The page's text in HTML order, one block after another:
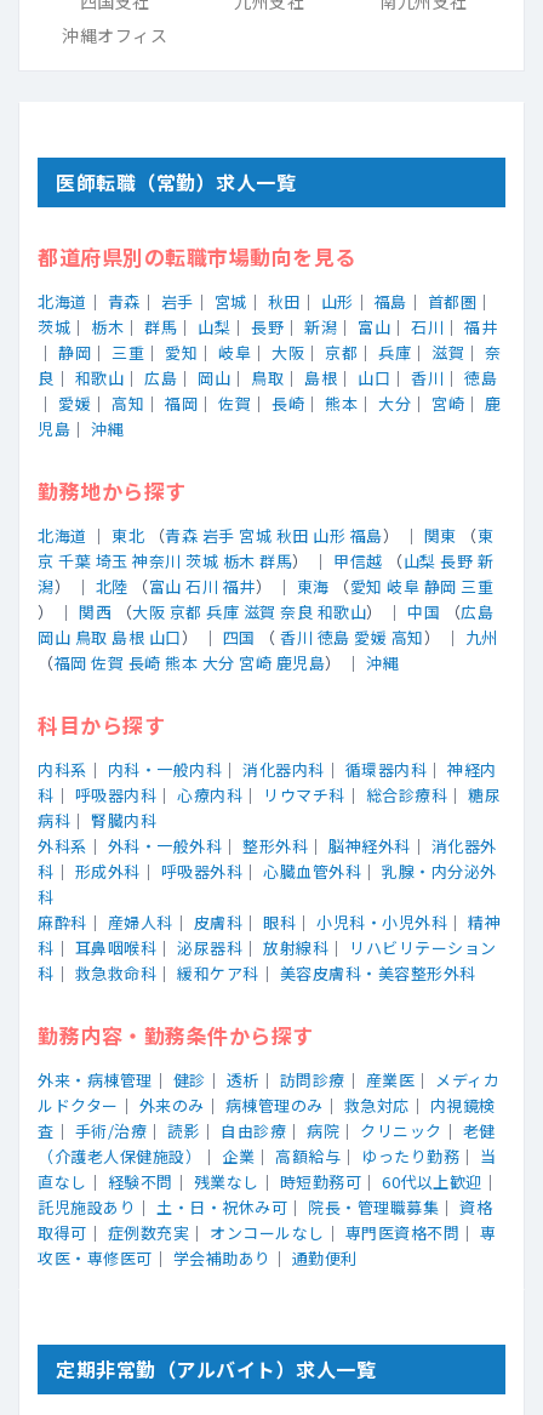
沖縄オフィス
医師転職（常勤）求人一覧
都道府県別の転職市場動向を見る
北海道 ｜ 青森 ｜ 岩手 ｜ 宮城 ｜ 秋田 ｜ 山形 ｜ 福島 ｜ 首都圏 ｜
茨城 ｜ 栃木 ｜ 群馬 ｜ 山梨 ｜ 長野 ｜ 新潟 ｜ 富山 ｜ 石川 ｜ 福井
｜ 静岡 ｜ 三重 ｜ 愛知 ｜ 岐阜 ｜ 大阪 ｜ 京都 ｜ 兵庫 ｜ 滋賀 ｜ 奈
良 ｜ 和歌山 ｜ 広島 ｜ 岡山 ｜ 鳥取 ｜ 島根 ｜ 山口 ｜ 香川 ｜ 徳島
｜ 愛媛 ｜ 高知 ｜ 福岡 ｜ 佐賀 ｜ 長崎 ｜ 熊本 ｜ 大分 ｜ 宮崎 ｜ 鹿
児島 ｜ 沖縄
勤務地から探す
北海道 ｜ 東北 （青森 岩手 宮城 秋田 山形 福島） ｜ 関東 （東
京 千葉 埼玉 神奈川 茨城 栃木 群馬） ｜ 甲信越 （山梨 長野 新
潟） ｜ 北陸 （富山 石川 福井） ｜ 東海 （愛知 岐阜 静岡 三重
） ｜ 関西 （大阪 京都 兵庫 滋賀 奈良 和歌山） ｜ 中国 （広島
岡山 鳥取 島根 山口） ｜ 四国 （ 香川 徳島 愛媛 高知） ｜ 九州
（福岡 佐賀 長崎 熊本 大分 宮崎 鹿児島） ｜ 沖縄
科目から探す
内科系 ｜ 内科・一般内科 ｜ 消化器内科 ｜ 循環器内科 ｜ 神経内
科 ｜ 呼吸器内科 ｜ 心療内科 ｜ リウマチ科 ｜ 総合診療科 ｜ 糖尿
病科 ｜ 腎臓内科
外科系 ｜ 外科・一般外科 ｜ 整形外科 ｜ 脳神経外科 ｜ 消化器外
科 ｜ 形成外科 ｜ 呼吸器外科 ｜ 心臓血管外科 ｜ 乳腺・内分泌外
科
麻酔科 ｜ 産婦人科 ｜ 皮膚科 ｜ 眼科 ｜ 小児科・小児外科 ｜ 精神
科 ｜ 耳鼻咽喉科 ｜ 泌尿器科 ｜ 放射線科 ｜
リハビリテーション
科 ｜ 救急救命科 ｜ 緩和ケア科 ｜ 美容皮膚科・美容整形外科
勤務内容・勤務条件から探す
外来・病棟管理 ｜ 健診 ｜ 透析 ｜ 訪問診療 ｜ 産業医 ｜ メディカ
ルドクター ｜ 外来のみ ｜ 病棟管理のみ ｜ 救急対応 ｜ 内視鏡検
査 ｜ 手術/治療 ｜ 読影 ｜ 自由診療 ｜ 病院 ｜ クリニック ｜ 老健
（介護老人保健施設）
｜ 企業 ｜ 高額給与 ｜ ゆったり勤務 ｜ 当
直なし ｜ 経験不問 ｜ 残業なし ｜ 時短勤務可 ｜ 60代以上歓迎 ｜
託児施設あり ｜ 土・日・祝休み可 ｜ 院長・管理職募集 ｜ 資格
取得可 ｜ 症例数充実 ｜ オンコールなし ｜ 専門医資格不問 ｜ 専
攻医・専修医可 ｜ 学会補助あり ｜ 通勤便利
定期非常勤（アルバイト）求人一覧